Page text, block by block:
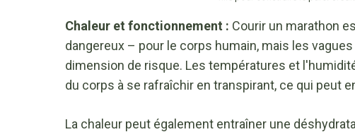
Chaleur et fonctionnement : Courir un marathon
dangereux – pour le corps humain, mais les
dimension de risque. Les températures et
du corps à se rafraîchir en transpirant, ce qui peut
La chaleur peut également entraîner une